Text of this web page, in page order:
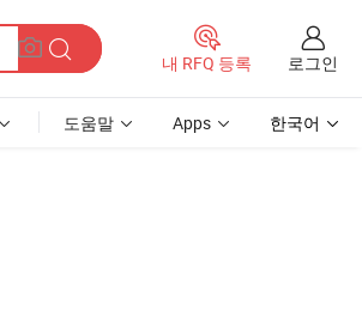
내 RFQ 등록 로그인
도움말 Apps 한국어